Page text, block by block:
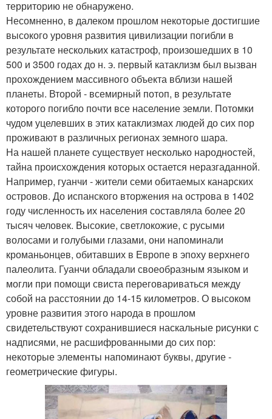
территорию не обнаружено.
Несомненно, в далеком прошлом некоторые достигшие
высокого уровня развития цивилизации погибли в
результате нескольких катастроф, произошедших в 10
500 и 3500 годах до н. э. первый катаклизм был вызван
прохождением массивного объекта вблизи нашей
планеты. Второй - всемирный потоп, в результате
которого погибло почти все население земли. Потомки
чудом уцелевших в этих катаклизмах людей до сих пор
проживают в различных регионах земного шара.
На нашей планете существует несколько народностей,
тайна происхождения которых остается неразгаданной.
Например, гуанчи - жители семи обитаемых канарских
островов. До испанского вторжения на острова в 1402
году численность их населения составляла более 20
тысяч человек. Высокие, светлокожие, с русыми
волосами и голубыми глазами, они напоминали
кроманьонцев, обитавших в Европе в эпоху верхнего
палеолита. Гуанчи обладали своеобразным языком и
могли при помощи свиста переговариваться между
собой на расстоянии до 14-15 километров. О высоком
уровне развития этого народа в прошлом
свидетельствуют сохранившиеся наскальные рисунки с
надписями, не расшифрованными до сих пор:
некоторые элементы напоминают буквы, другие -
геометрические фигуры.